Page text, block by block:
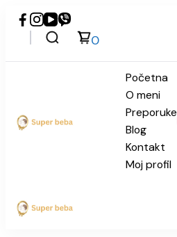
0
Super beba
Početna
O meni
Preporuke
Blog
Kontakt
Moj profil